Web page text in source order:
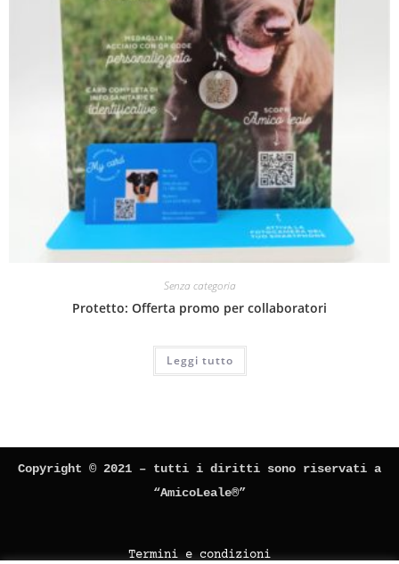
Senza categoria
Protetto: Offerta promo per collaboratori
Leggi tutto
Copyright © 2021 – tutti i diritti sono riservati a
“AmicoLeale®”
Termini e condizioni